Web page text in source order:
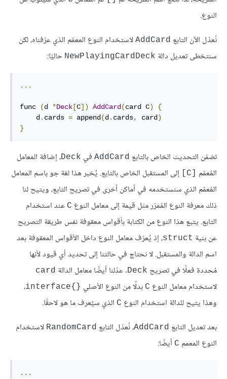
النوع.
نُعدّل الآن التابع AddCard لاستخدام النوع المعمّم الذي عرّفناه، لكن
سنتخطى تعديل دالة NewPlayingCardDeck حاليًا:
...
func (d *Deck [C]) AddCard(card C)
{
    d
. cards = append(d. cards, card)
}
تضمّن التحديث الخاص بالتابع AddCard في Deck، إضافة المعامل
المُعمّم
إلى المستقبل الخاص بالتابع. يُخبر هذا لغة جو باسم المعامل
المُعمّم الذي سنستخدمه في أماكن أخرى في تصريح التابع، ويتيح لنا
ذلك معرفة النوع المُمرّر مثل قيمة إلى معامل النوع C عند استخدام
التابع. يتبع هذا النوع من الكتابة بأقواس معقوفة نفس طريقة التصريح
عن بنية struct، إذ يُعرّف معامل النوع داخل الأقواس المعقوفة بعد
اسم الدالة والمستقبل. لا نحتاج في حالتنا إلى تحديد أي قيود لأنها
مُحددة فعلًا في تصريح Deck. عدّلنا أيضًا معامل الدالة card
لاستخدام معامل النوع C بدلًا من النوع الأصلي {}interface
،
وهذا يتيح للدالة استخدام النوع C الذي سيُعرف ما هو لاحقًا.
بعد تعديل التابع AddCard، نُعدّل التابع RandomCard لاستخدام
النوع المعمم C أيضًا:
...